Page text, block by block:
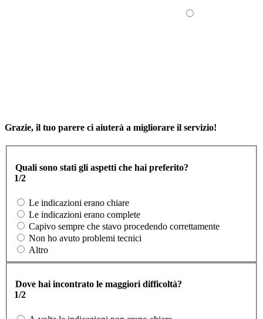
Grazie, il tuo parere ci aiuterà a migliorare il servizio!
Quali sono stati gli aspetti che hai preferito?
1/2
Le indicazioni erano chiare
Le indicazioni erano complete
Capivo sempre che stavo procedendo correttamente
Non ho avuto problemi tecnici
Altro
Dove hai incontrato le maggiori difficoltà?
1/2